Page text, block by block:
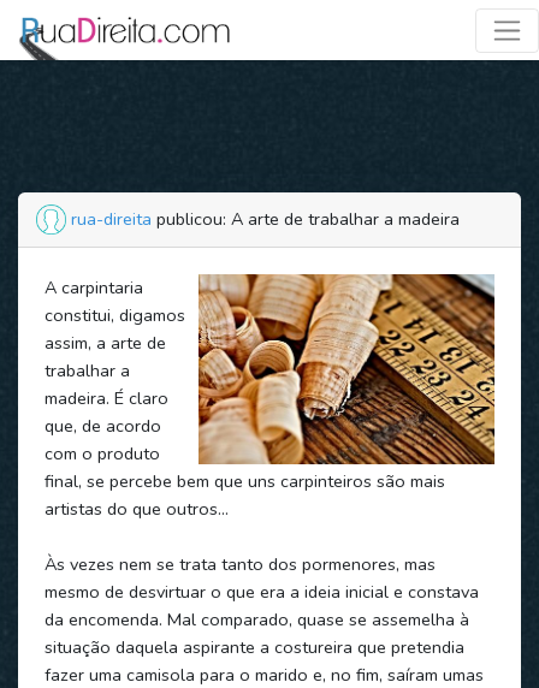
rua-direita publicou: A arte de trabalhar a madeira
A carpintaria
constitui, digamos
assim, a arte de
trabalhar a
madeira. É claro
que, de acordo
com o produto
final, se percebe bem que uns carpinteiros são mais
artistas do que outros…
Às vezes nem se trata tanto dos pormenores, mas
mesmo de desvirtuar o que era a ideia inicial e constava
da encomenda. Mal comparado, quase se assemelha à
situação daquela aspirante a costureira que pretendia
fazer uma camisola para o marido e, no fim, saíram umas